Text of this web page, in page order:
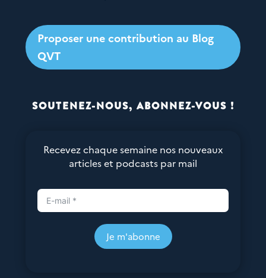
Proposer une contribution au Blog
QVT
SOUTENEZ-NOUS, ABONNEZ-VOUS !
Recevez chaque semaine nos nouveaux
articles et podcasts par mail
Je m'abonne